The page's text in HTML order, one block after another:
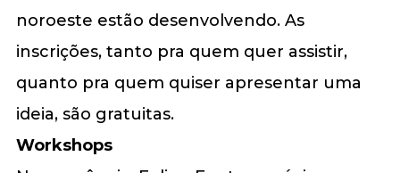
noroeste estão desenvolvendo. As
inscrições, tanto pra quem quer assistir,
quanto pra quem quiser apresentar uma
ideia, são gratuitas.
Workshops